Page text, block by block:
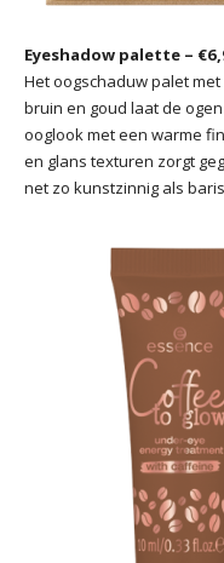
Eyeshadow palette –
Het oogschaduw palet
bruin en goud laat de
ooglook met een warme
en glans texturen zorgt
net zo kunstzinnig als